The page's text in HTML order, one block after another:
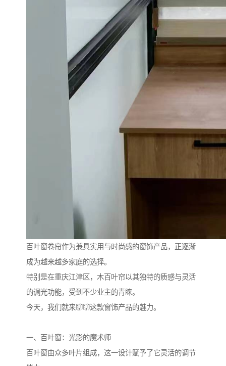
百叶窗卷帘作为兼具实用与时尚感的窗饰产品，正逐渐
成为越来越多家庭的选择。
特别是在重庆江津区，木百叶帘以其独特的质感与灵活
的调光功能，受到不少业主的青睐。
今天，我们就来聊聊这款窗饰产品的魅力。
一、百叶窗：光影的魔术师
百叶窗由众多叶片组成，这一设计赋予了它灵活的调节